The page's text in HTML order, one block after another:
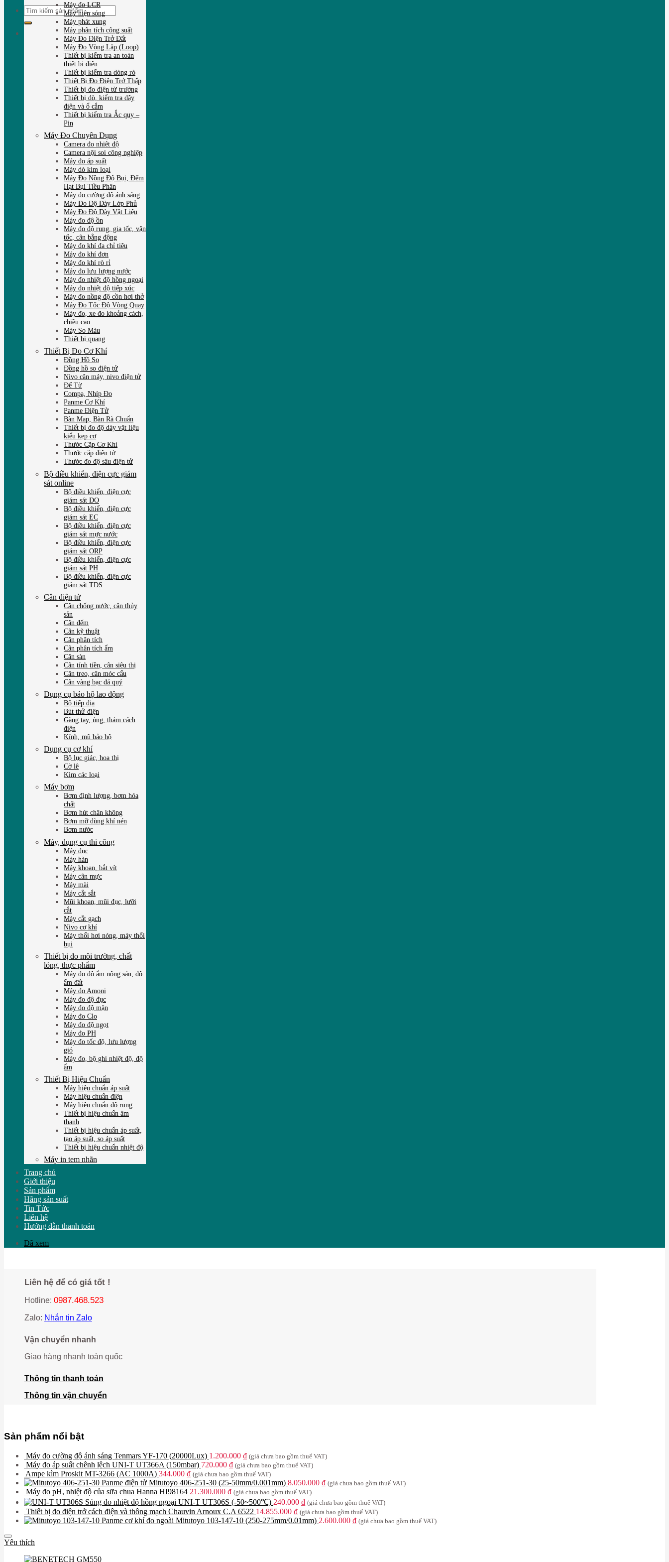
Tìm
kiếm:
Máy đo LCR
Máy hiện sóng
Máy phát xung
Máy phân tích công suất
Máy Đo Điện Trở Đất
Máy Đo Vòng Lặp (Loop)
Thiết bị kiểm tra an toàn
thiết bị điện
Thiết bị kiểm tra dòng rò
Thiết Bị Đo Điện Trở Thấp
Thiết bị đo điện từ trường
Thiết bị dò, kiểm tra dây
điện và ổ cắm
Thiết bị kiểm tra Ắc quy –
Pin
Máy Đo Chuyên Dụng
Camera đo nhiêt độ
Camera nội soi công nghiệp
Máy đo áp suất
Máy dò kim loại
Máy Đo Nồng Độ Bụi, Đếm
Hạt Bụi Tiều Phân
Máy đo cường độ ánh sáng
Máy Đo Độ Dày Lớp Phủ
Máy Đo Độ Dày Vật Liệu
Máy đo độ ồn
Máy đo độ rung, gia tốc, vận
tốc, cân bằng động
Máy đo khí đa chỉ tiêu
Máy đo khí đơn
Máy đo khí rò rỉ
Máy đo lưu lượng nước
Máy đo nhiệt độ hồng ngoại
Máy đo nhiệt độ tiếp xúc
Máy đo nồng độ cồn hơi thở
Máy Đo Tốc Độ Vòng Quay
Máy đo, xe đo khoảng cách,
chiều cao
Máy So Màu
Thiết bị quang
Thiết Bị Đo Cơ Khí
Đồng Hồ So
Đồng hồ so điện tử
Nivo cân máy, nivo điện tử
Đế Từ
Compa, Nhíp Đo
Panme Cơ Khí
Panme Điện Tử
Bàn Map, Bàn Rà Chuẩn
Thiết bị đo độ dày vật liệu
kiểu kẹp cơ
Thước Cặp Cơ Khí
Thước cặp điện tử
Thước đo độ sâu điện tử
Bộ điều khiển, điện cực giám
sát online
Bộ điều khiển, điện cực
giám sát DO
Bộ điều khiển, điện cực
giám sát EC
Bộ điều khiển, điện cực
giám sát mực nước
Bộ điều khiển, điện cực
giám sát ORP
Bộ điều khiển, điện cực
giám sát PH
Bộ điều khiển, điện cực
giám sát TDS
Cân điện tử
Cân chống nước, cân thủy
sản
Cân đếm
Cân kỹ thuật
Cân phân tích
Cân phân tích ẩm
Cân sàn
Cân tính tiền, cân siêu thị
Cân treo, cân móc cẩu
Cân vàng bạc đá quý
Dụng cụ bảo hộ lao động
Bộ tiếp địa
Bút thử điện
Găng tay, ủng, thảm cách
điện
Kính, mũ bảo hộ
Dụng cụ cơ khí
Bộ lục giác, hoa thị
Cờ lê
Kìm các loại
Máy bơm
Bơm định lượng, bơm hóa
chất
Bơm hút chân không
Bơm mỡ dùng khí nén
Bơm nước
Máy, dụng cụ thi công
Máy đục
Máy hàn
Máy khoan, bắt vít
Máy cân mực
Máy mài
Máy cắt sắt
Mũi khoan, mũi đục, lưỡi
cắt
Máy cắt gạch
Nivo cơ khí
Máy thổi hơi nóng, máy thổi
bụi
Thiết bị đo môi trường, chất
lỏng, thực phẩm
Máy đo độ ẩm nông sản, độ
ẩm đất
Máy đo Amoni
Máy đo độ đục
Máy đo độ mặn
Máy đo Clo
Máy đo độ ngọt
Máy đo PH
Máy đo tốc độ, lưu lượng
gió
Máy đo, bộ ghi nhiệt độ, độ
ẩm
Thiết Bị Hiệu Chuẩn
Máy hiệu chuẩn áp suất
Máy hiệu chuẩn điện
Máy hiệu chuẩn độ rung
Thiết bị hiệu chuẩn âm
thanh
Thiết bị hiệu chuẩn áp suất,
tạo áp suất, so áp suất
Thiết bị hiệu chuẩn nhiệt độ
Máy in tem nhãn
Trang chủ
Giới thiệu
Sản phẩm
Hãng sản suất
Tin Tức
Liên hệ
Hướng dẫn thanh toán
Đã xem
Liên hệ để có giá tốt !
Hotline: 0987.468.523
Zalo: Nhắn tin Zalo
Vận chuyển nhanh
Giao hàng nhanh toàn quốc
Thông tin thanh toán
Thông tin vận chuyển
Sản phẩm nổi bật
Máy đo cường độ ánh sáng Tenmars YF-170 (20000Lux) 1.200.000 ₫ (giá chưa bao gồm thuế VAT)
Máy đo áp suất chênh lệch UNI-T UT366A (150mbar) 720.000 ₫ (giá chưa bao gồm thuế VAT)
Ampe kìm Proskit MT-3266 (AC 1000A) 344.000 ₫ (giá chưa bao gồm thuế VAT)
Panme điện tử Mitutoyo 406-251-30 (25-50mm/0.001mm) 8.050.000 ₫ (giá chưa bao gồm thuế VAT)
Máy đo pH, nhiệt độ của sữa chua Hanna HI98164 21.300.000 ₫ (giá chưa bao gồm thuế VAT)
Súng đo nhiệt độ hồng ngoại UNI-T UT306S (-50~500℃) 240.000 ₫ (giá chưa bao gồm thuế VAT)
Thiết bị đo điện trở cách điện và thông mạch Chauvin Arnoux C.A 6522 14.855.000 ₫ (giá chưa bao gồm thuế VAT)
Panme cơ khí đo ngoài Mitutoyo 103-147-10 (250-275mm/0.01mm) 2.600.000 ₫ (giá chưa bao gồm thuế VAT)
Yêu thích